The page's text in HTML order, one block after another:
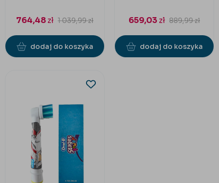
764,48zł 1 039,99zł
dodaj do koszyka
659,03 zł 889,99zł
dodaj do koszyka